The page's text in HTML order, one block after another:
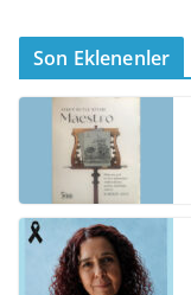
Son Eklenenler